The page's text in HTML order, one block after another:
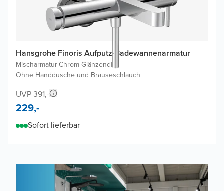
Hansgrohe Finoris Aufputz-Badewannenarmatur
Mischarmatur|Chrom Glänzend|
Ohne Handdusche und Brauseschlauch
UVP 391,-
229,-
Sofort lieferbar